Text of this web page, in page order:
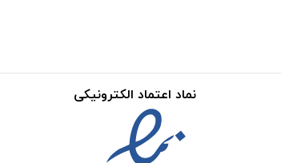
نماد اعتماد الکترونیکی